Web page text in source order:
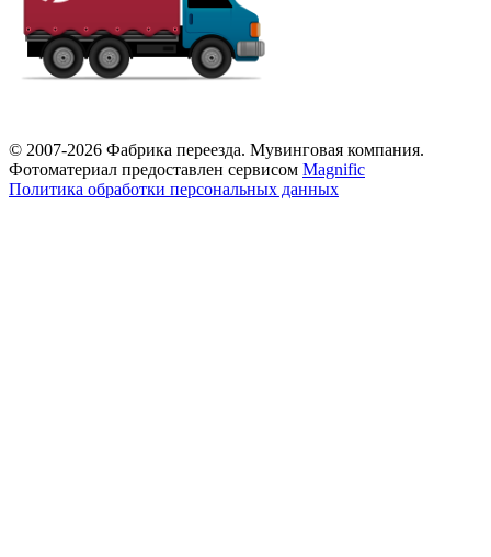
© 2007-2026 Фабрика переезда. Мувинговая компания.
Фотоматериал предоставлен сервисом Magnific
Политика обработки персональных данных